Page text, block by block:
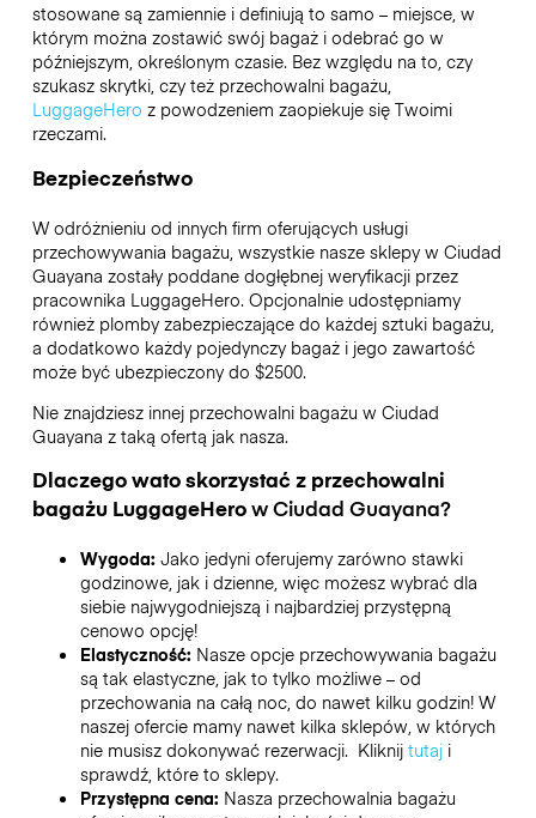
stosowane są zamiennie i definiują to samo – miejsce, w
którym można zostawić swój bagaż i odebrać go w
późniejszym, określonym czasie. Bez względu na to, czy
szukasz skrytki, czy też przechowalni bagażu,
LuggageHero z powodzeniem zaopiekuje się Twoimi
rzeczami.
Bezpieczeństwo
W odróżnieniu od innych firm oferujących usługi
przechowywania bagażu, wszystkie nasze sklepy w Ciudad
Guayana zostały poddane dogłębnej weryfikacji przez
pracownika LuggageHero. Opcjonalnie udostępniamy
również plomby zabezpieczające do każdej sztuki bagażu,
a dodatkowo każdy pojedynczy bagaż i jego zawartość
może być ubezpieczony do $2500.
Nie znajdziesz innej przechowalni bagażu w Ciudad
Guayana z taką ofertą jak nasza.
Dlaczego wato skorzystać z przechowalni
bagażu LuggageHerowCiudad Guayana?
Wygoda: Jako jedyni oferujemy zarówno stawki
godzinowe, jak i dzienne, więc możesz wybrać dla
siebie najwygodniejszą i najbardziej przystępną
cenowo opcję!
Elastyczność: Nasze opcje przechowywania bagażu
są tak elastyczne, jak to tylko możliwe – od
przechowania na całą noc, do nawet kilku godzin! W
naszej ofercie mamy nawet kilka sklepów, w których
nie musisz dokonywać rezerwacji. Kliknij tutaji
sprawdź, które to sklepy.
Przystępna cena: Nasza przechowalnia bagażu